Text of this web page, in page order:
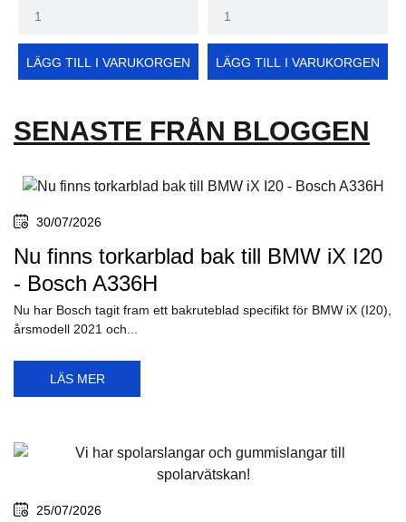
LÄGG TILL I VARUKORGEN LÄGG TILL I VARUKORGEN
SENASTE FRÅN BLOGGEN
30/07/2026
Nu finns torkarblad bak till BMW iX I20
- Bosch A336H
Nu har Bosch tagit fram ett bakruteblad specifikt för BMW iX (I20),
årsmodell 2021 och...
LÄS MER
25/07/2026